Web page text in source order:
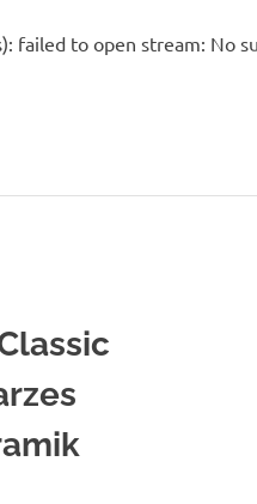
failed to open stream: No